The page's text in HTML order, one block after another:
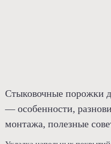
Стыковочные порожки
— особенности,
монтажа, полезные